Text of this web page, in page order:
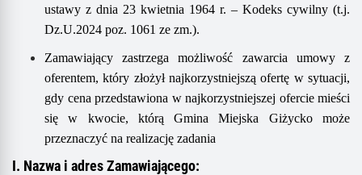
ustawy z dnia 23 kwietnia 1964 r. – Kodeks cywilny (t.j.
Dz.U.2024 poz. 1061 ze zm.).
Zamawiający zastrzega możliwość zawarcia umowy z
oferentem, który złożył najkorzystniejszą ofertę w sytuacji,
gdy cena przedstawiona w najkorzystniejszej ofercie mieści
się w kwocie, którą Gmina Miejska Giżycko może
przeznaczyć na realizację zadania
I. Nazwa i adres Zamawiającego: